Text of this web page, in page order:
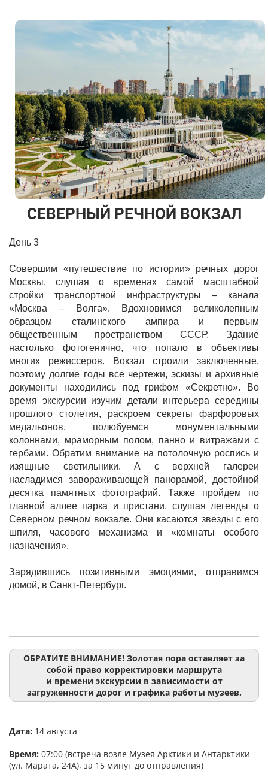
СЕВЕРНЫЙ РЕЧНОЙ ВОКЗАЛ
День 3
Совершим «путешествие по истории» речных дорог
Москвы, слушая о временах самой масштабной
стройки транспортной инфраструктуры – канала
«Москва – Волга». Вдохновимся великолепным
образцом сталинского ампира и первым
общественным пространством СССР. Здание
настолько фотогенично, что попало в объективы
многих режиссеров. Вокзал строили заключенные,
поэтому долгие годы все чертежи, эскизы и архивные
документы находились под грифом «Секретно». Во
время экскурсии изучим детали интерьера середины
прошлого столетия, раскроем секреты фарфоровых
медальонов, полюбуемся монументальными
колоннами, мраморным полом, панно и витражами с
гербами. Обратим внимание на потолочную роспись и
изящные светильники. А с верхней галереи
насладимся завораживающей панорамой, достойной
десятка памятных фотографий. Также пройдем по
главной аллее парка и пристани, слушая легенды о
Северном речном вокзале. Они касаются звезды с его
шпиля, часового механизма и «комнаты особого
назначения».
Зарядившись позитивными эмоциями, отправимся
домой, в Санкт-Петербург.
ОБРАТИТЕ ВНИМАНИЕ! Золотая пора оставляет за
собой право корректировки маршрута
и времени экскурсии в зависимости от
загруженности дорог и графика работы музеев.
Дата: 14 августа
Время: 07:00 (встреча возле Музея Арктики и Антарктики
(ул. Марата, 24А), за 15 минут до отправления)